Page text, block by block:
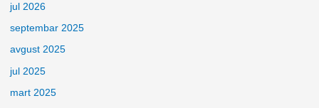
jul 2026
septembar 2025
avgust 2025
jul 2025
mart 2025